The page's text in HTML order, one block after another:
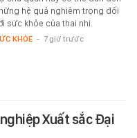
hệ quả nghiêm trọng đối
sức khỏe của thai nhi.
KHỎE - 7 giờ trước
Xuất sắc Đại